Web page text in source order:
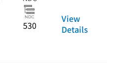
530
View
Details